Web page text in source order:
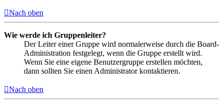
Nach oben
Wie werde ich Gruppenleiter?
Der Leiter einer Gruppe wird normalerweise durch die Board-
Administration festgelegt, wenn die Gruppe erstellt wird.
Wenn Sie eine eigene Benutzergruppe erstellen möchten,
dann sollten Sie einen Administrator kontaktieren.
Nach oben